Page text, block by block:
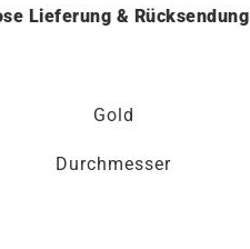
Lieferung & Rücksendung
Gold
Durchmesser